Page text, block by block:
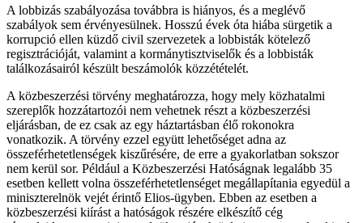
A lobbizás szabályozása továbbra is hiányos, és a meglévő
szabályok sem érvényesülnek. Hosszú évek óta hiába sürgetik a
korrupció ellen küzdő civil szervezetek a lobbisták kötelező
regisztrációját, valamint a kormánytisztviselők és a lobbisták
találkozásairól készült beszámolók közzétételét.
A közbeszerzési törvény meghatározza, hogy mely közhatalmi
szereplők hozzátartozói nem vehetnek részt a közbeszerzési
eljárásban, de ez csak az egy háztartásban élő rokonokra
vonatkozik. A törvény ezzel együtt lehetőséget adna az
összeférhetetlenségek kiszűrésére, de erre a gyakorlatban sokszor
nem kerül sor. Például a Közbeszerzési Hatóságnak legalább 35
esetben kellett volna összeférhetetlenséget megállapítania egyedül a
miniszterelnök vejét érintő Elios-ügyben. Ebben az esetben a
közbeszerzési kiírást a hatóságok részére elkészítő cég